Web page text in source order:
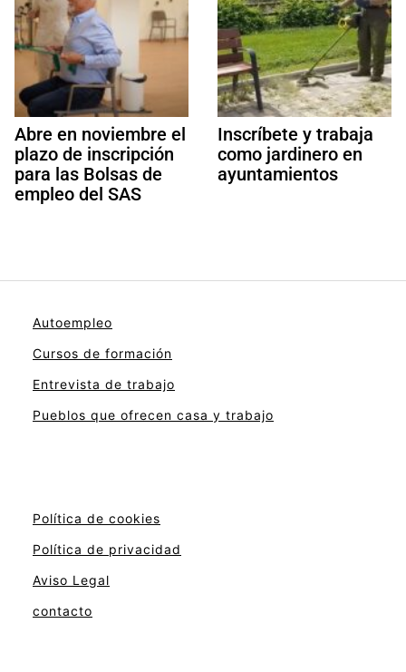
Abre en noviembre el
plazo de inscripción
para las Bolsas de
empleo del SAS
Inscríbete y trabaja
como jardinero en
ayuntamientos
Autoempleo
Cursos de formación
Entrevista de trabajo
Pueblos que ofrecen casa y trabajo
Política de cookies
Política de privacidad
Aviso Legal
contacto